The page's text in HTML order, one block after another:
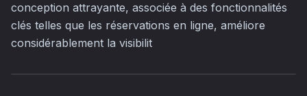
conception attrayante, associée à des fonctionnalités
clés telles que les réservations en ligne, améliore
considérablement la visibilit